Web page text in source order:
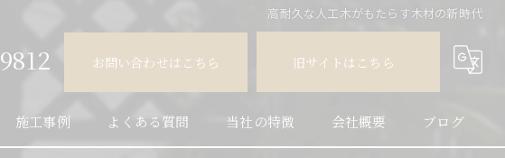
高耐久な人工木がもたらす木材の新時代
お問い合わせはこちら 旧サイトはこちら
施工事例 よくある質問 当社の特徴 会社概要 ブログ